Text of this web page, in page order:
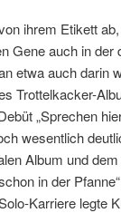
ihrem Etikett
Gene auch in der
etwa auch darin
Trottelkacker-
„Sprechen
wesentlich
Album und
in der
Karriere legte